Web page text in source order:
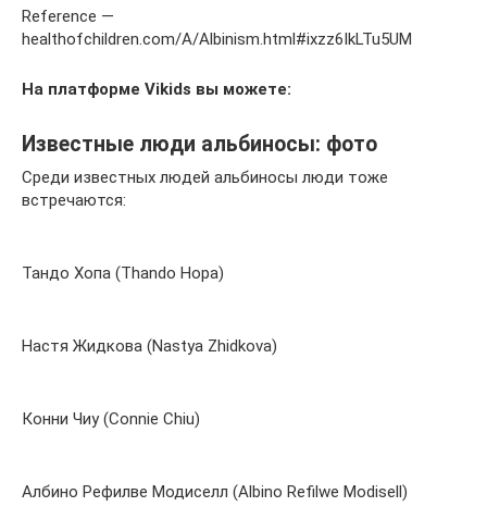
Reference —
healthofchildren.com/A/Albinism.html#ixzz6IkLTu5UM
На платформе Vikids вы можете:
Известные люди альбиносы: фото
Среди известных людей альбиносы люди тоже
встречаются:
Тандо Хопа (Thando Hopa)
Настя Жидкова (Nastya Zhidkova)
Конни Чиу (Connie Chiu)
Албино Рефилве Модиселл (Albino Refilwe Modisell)